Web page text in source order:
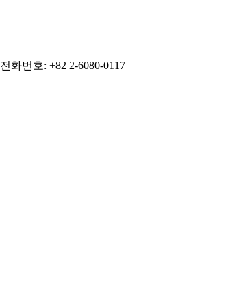
전화번호: +82 2-6080-0117